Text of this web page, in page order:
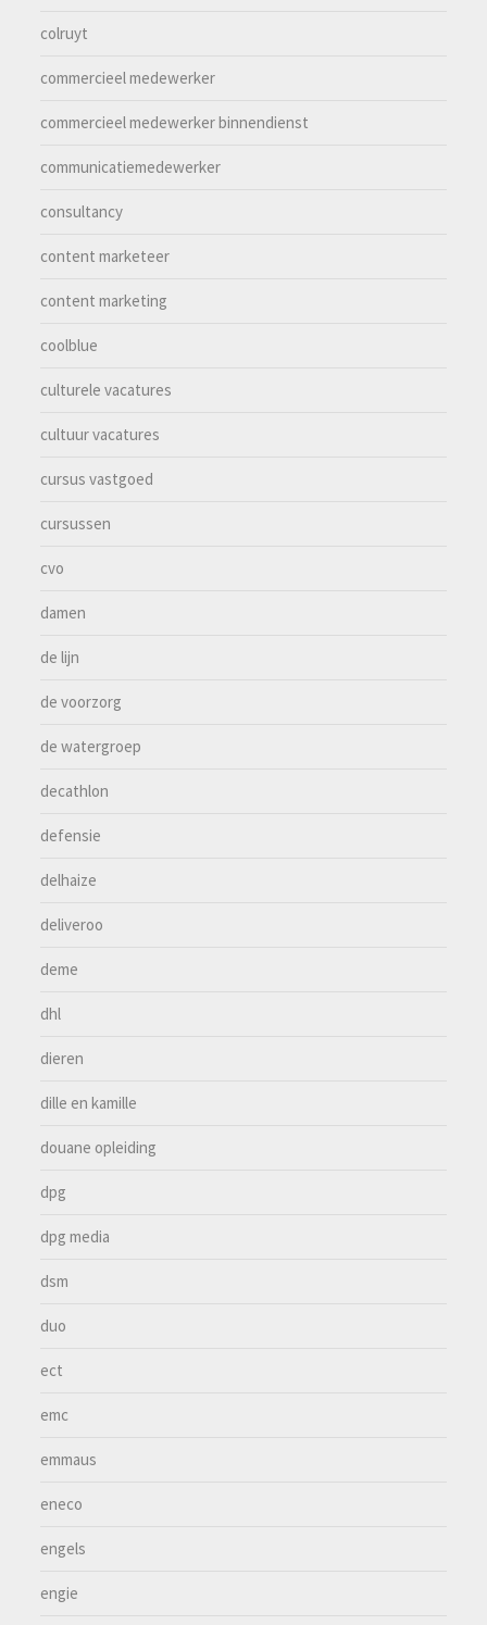
colruyt
commercieel medewerker
commercieel medewerker binnendienst
communicatiemedewerker
consultancy
content marketeer
content marketing
coolblue
culturele vacatures
cultuur vacatures
cursus vastgoed
cursussen
cvo
damen
de lijn
de voorzorg
de watergroep
decathlon
defensie
delhaize
deliveroo
deme
dhl
dieren
dille en kamille
douane opleiding
dpg
dpg media
dsm
duo
ect
emc
emmaus
eneco
engels
engie